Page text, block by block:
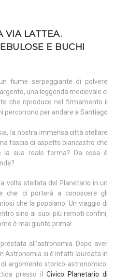
VIA LATTEA.
E BUCHI
fiume serpeggiante di polvere
una leggenda medievale ci
che riproduce nel firmamento il
percorrono per andare a Santiago
la nostra immensa città stellare
fascia di aspetto biancastro che
la sua reale forma? Da cosa è
volta stellata del Planetario in un
che ci porterà a conoscere gli
che la popolano. Un viaggio di
sino ai suoi più remoti confini,
è mai giunto prima!
all’astronomia. Dopo aver
Astronomia si è infatti laureata in
argomento storico-astronomico.
presso il Civico Planetario di